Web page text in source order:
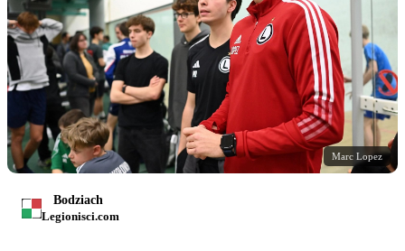
Marc Lopez
Bodziach
Legionisci.com